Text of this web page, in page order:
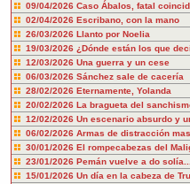
09/04/2026 Caso Ábalos, fatal
02/04/2026 Escribano, con la mano
26/03/2026 Llanto por Noelia
19/03/2026 ¿Dónde están los que
12/03/2026 Una guerra y un cese
06/03/2026 Sánchez sale de cacería
28/02/2026 Eternamente, Yolanda
20/02/2026 La bragueta del
12/02/2026 Un escenario absurdo y
06/02/2026 Armas de distracción
30/01/2026 El rompecabezas del
23/01/2026 Pemán vuelve a do
15/01/2026 Un día en la cabeza de